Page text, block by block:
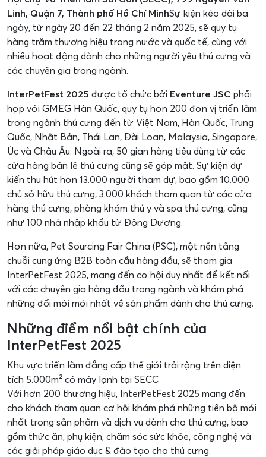
Linh, Quận 7, Thành phố Hồ Chí MinhSự kiện kéo dài ba
ngày, từ ngày 20 đến 22 tháng 2 năm 2025, sẽ quy tụ
hàng trăm thương hiệu trong nước và quốc tế, cùng với
nhiều hoạt động dành cho những người yêu thú cưng và
các chuyên gia trong ngành.
InterPetFest 2025 được tổ chức bởi Eventure JSC phối
hợp với GMEG Hàn Quốc, quy tụ hơn 200 đơn vị triển lãm
trong ngành thú cưng đến từ Việt Nam, Hàn Quốc, Trung
Quốc, Nhật Bản, Thái Lan, Đài Loan, Malaysia, Singapore,
Úc và Châu Âu. Ngoài ra, 50 gian hàng tiêu dùng từ các
cửa hàng bán lẻ thú cưng cũng sẽ góp mặt. Sự kiện dự
kiến thu hút hơn 13.000 người tham dự, bao gồm 10.000
chủ sở hữu thú cưng, 3.000 khách tham quan từ các cửa
hàng thú cưng, phòng khám thú y và spa thú cưng, cũng
như 100 nhà nhập khẩu từ Đông Dương.
Hơn nữa, Pet Sourcing Fair China (PSC), một nền tảng
chuỗi cung ứng B2B toàn cầu hàng đầu, sẽ tham gia
InterPetFest 2025, mang đến cơ hội duy nhất để kết nối
với các chuyên gia hàng đầu trong ngành và khám phá
những đổi mới mới nhất về sản phẩm dành cho thú cưng.
Những điểm nổi bật chính của
InterPetFest 2025
Khu vực triển lãm đẳng cấp thế giới trải rộng trên diện
tích 5.000m² có máy lạnh tại SECC
Với hơn 200 thương hiệu, InterPetFest 2025 mang đến
cho khách tham quan cơ hội khám phá những tiến bộ mới
nhất trong sản phẩm và dịch vụ dành cho thú cưng, bao
gồm thức ăn, phụ kiện, chăm sóc sức khỏe, công nghệ và
các giải pháp giáo dục & đào tạo cho thú cưng.